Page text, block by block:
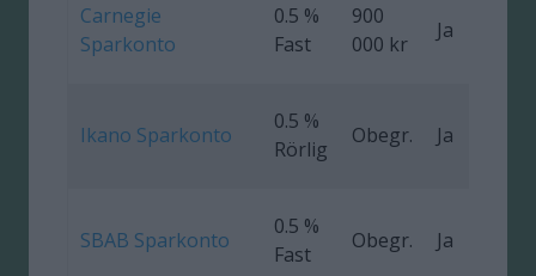
Carnegie
Sparkonto
0.5 %
Fast
900
000 kr
Ja
Ikano Sparkonto
0.5 %
Rörlig
Obegr. Ja
SBAB Sparkonto
0.5 %
Fast
Obegr. Ja